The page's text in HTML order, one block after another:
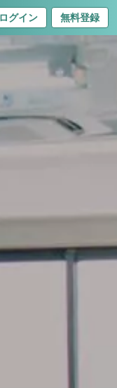
ログイン 無料登録